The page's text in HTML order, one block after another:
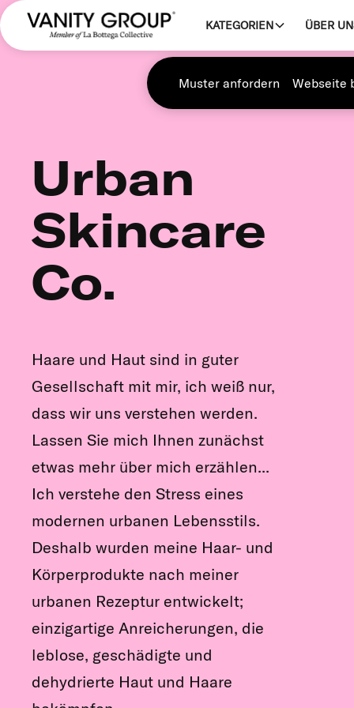
KATEGORIEN ÜBER
Muster anfordern Webseite
Urban
Skincare
Co.
Haare und Haut sind in guter
Gesellschaft mit mir, ich weiß nur,
dass wir uns verstehen werden.
Lassen Sie mich Ihnen zunächst
etwas mehr über mich erzählen...
Ich verstehe den Stress eines
modernen urbanen Lebensstils.
Deshalb wurden meine Haar- und
Körperprodukte nach meiner
urbanen Rezeptur entwickelt;
einzigartige Anreicherungen, die
leblose, geschädigte und
dehydrierte Haut und Haare